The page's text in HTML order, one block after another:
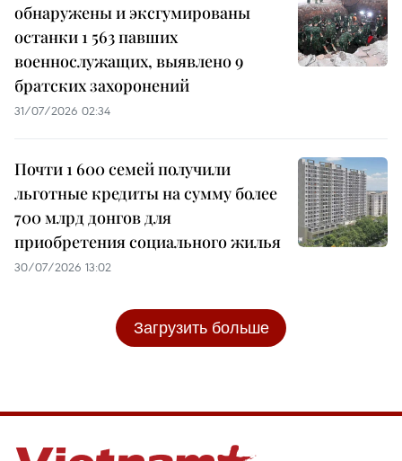
обнаружены и эксгумированы
останки 1 563 павших
военнослужащих, выявлено 9
братских захоронений
31/07/2026 02:34
Почти 1 600 семей получили
льготные кредиты на сумму более
700 млрд донгов для
приобретения социального жилья
30/07/2026 13:02
Загрузить больше